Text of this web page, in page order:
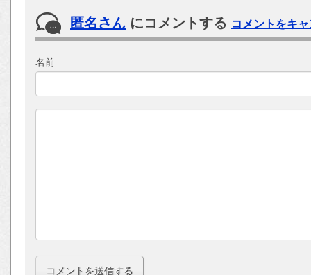
匿名さん にコメントする コメントをキ
名前